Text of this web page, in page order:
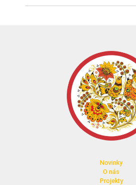
Novinky
O nás
Projekty